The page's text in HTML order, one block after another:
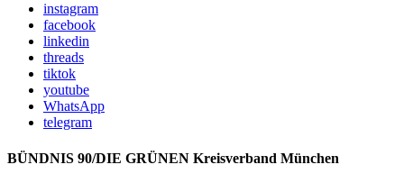
instagram
facebook
linkedin
threads
tiktok
youtube
WhatsApp
telegram
BÜNDNIS 90/DIE GRÜNEN Kreisverband München